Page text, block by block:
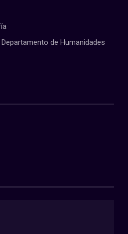
de Humanidades